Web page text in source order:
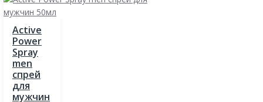
Active
Power
Spray
men
спрей
для
мужчин